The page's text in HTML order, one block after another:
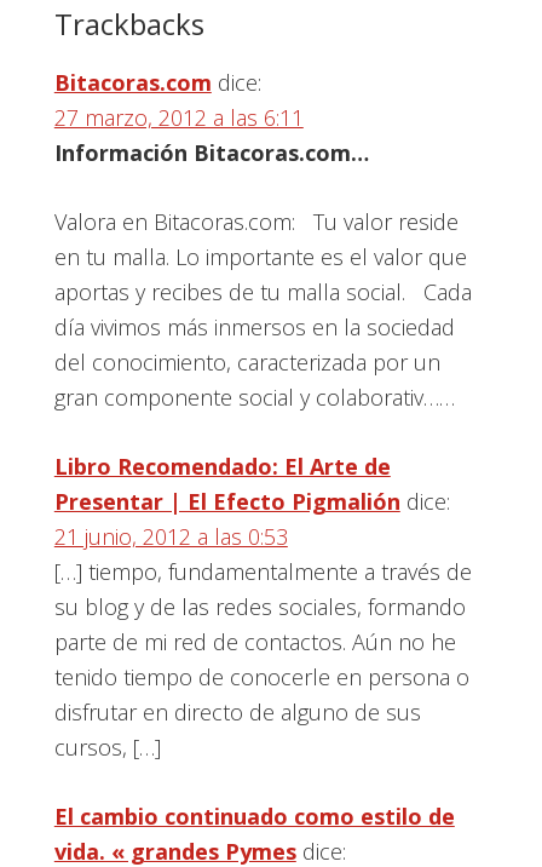
Interacciones
con
los
lectores
Trackbacks
Bitacoras.com dice:
27 marzo, 2012 a las 6:11
Información Bitacoras.com…
Valora en Bitacoras.com: Tu valor reside
en tu malla. Lo importante es el valor que
aportas y recibes de tu malla social. Cada
día vivimos más inmersos en la sociedad
del conocimiento, caracterizada por un
gran componente social y colaborativ……
Libro Recomendado: El Arte de
Presentar | El Efecto Pigmalión dice:
21 junio, 2012 a las 0:53
[…] tiempo, fundamentalmente a través de
su blog y de las redes sociales, formando
parte de mi red de contactos. Aún no he
tenido tiempo de conocerle en persona o
disfrutar en directo de alguno de sus
cursos, […]
El cambio continuado como estilo de
vida. « grandes Pymes dice: